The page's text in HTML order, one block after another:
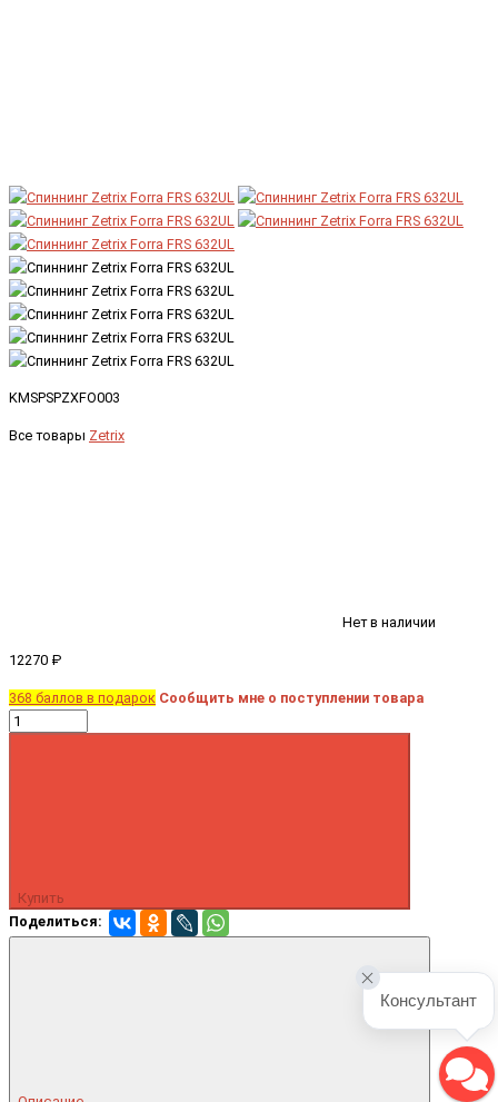
KMSPSPZXFO003
Все товары Zetrix
Нет в наличии
12270 ₽
368 баллов в подарок Сообщить мне о поступлении товара
Купить
Поделиться:
Консультант